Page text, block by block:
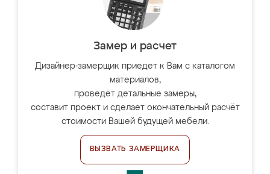
Замер и расчет
Дизайнер-замерщик приедет к Вам с каталогом
материалов,
проведёт детальные замеры,
составит проект и сделает окончательный расчёт
стоимости Вашей будущей мебели.
ВЫЗВАТЬ ЗАМЕРЩИКА